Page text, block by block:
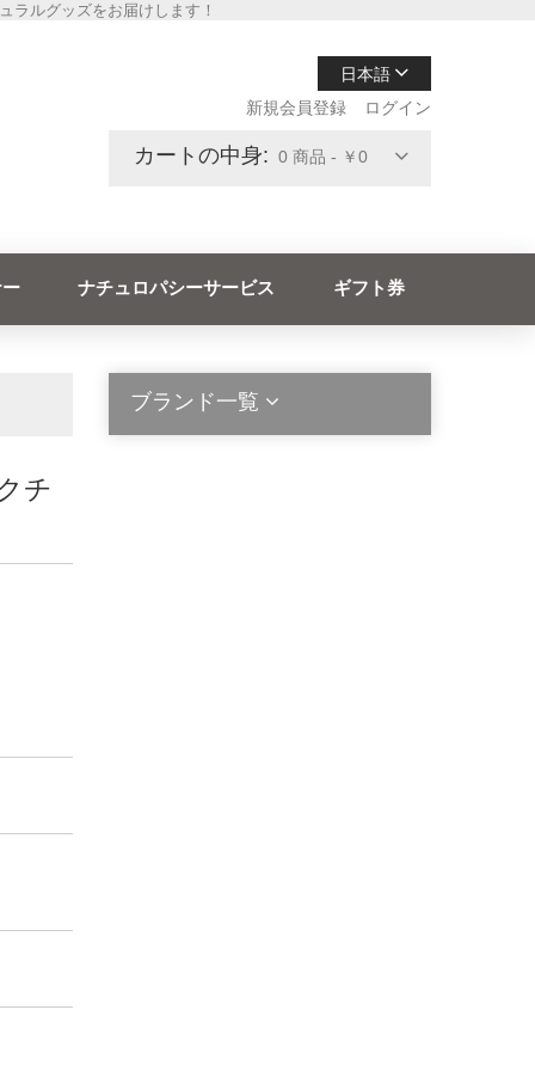
ラルグッズをお届けします！
日本語
ログイン
新規会員登録
カートの中身: 0 商品 - ￥0
ナチュロパシーサービス ギフト券
チ
ブランド一覧